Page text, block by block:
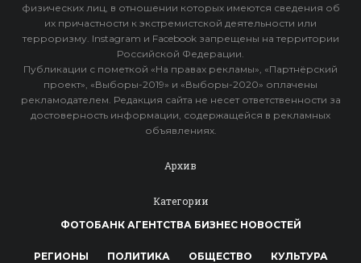
физических лиц, в отношении которых имеются сведения об
их причастности к экстремистской деятельности или
терроризму. Instagram и Facebook запрещены на территории
Российской Федерации.
Публикации с пометкой «На правах рекламы», «Партнёрский
проект», «Выборы-2019» и «Выборы-2020» оплачены
рекламодателем. Редакция сайта не несет ответственности за
достоверность информации, содержащейся в рекламных
объявлениях.
Архив
Категории
ФОТОБАНК АГЕНТСТВА БИЗНЕС НОВОСТЕЙ
РЕГИОНЫ ПОЛИТИКА ОБЩЕСТВО КУЛЬТУРА